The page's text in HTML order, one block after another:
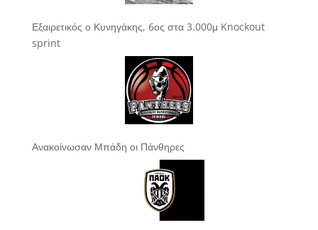
Εξαιρετικός ο Κυνηγάκης, 6ος στα 3.000μ Knockout
sprint
Ανακοίνωσαν Μπάδη οι Πάνθηρες